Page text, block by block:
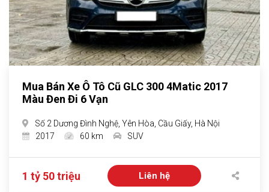
Mua Bán Xe Ô Tô Cũ GLC 300 4Matic 2017
Màu Đen Đi 6 Vạn
Số 2 Dương Đình Nghệ, Yên Hòa, Cầu Giấy, Hà Nội
2017
60 km SUV
1 tỷ 50 triệu Liên hệ